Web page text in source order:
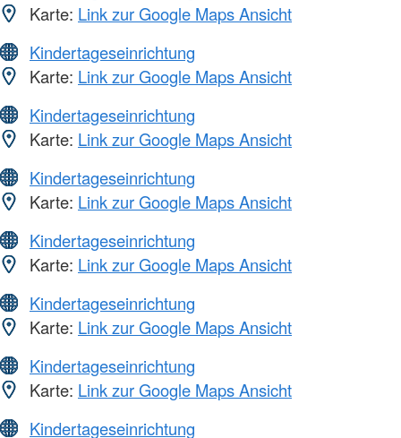
Karte: Link zur Google Maps Ansicht
Kindertageseinrichtung
Karte: Link zur Google Maps Ansicht
Kindertageseinrichtung
Karte: Link zur Google Maps Ansicht
Kindertageseinrichtung
Karte: Link zur Google Maps Ansicht
Kindertageseinrichtung
Karte: Link zur Google Maps Ansicht
Kindertageseinrichtung
Karte: Link zur Google Maps Ansicht
Kindertageseinrichtung
Karte: Link zur Google Maps Ansicht
Kindertageseinrichtung